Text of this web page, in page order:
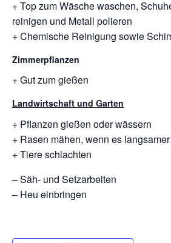
+ Top zum Wäsche waschen,
reinigen und Metall polieren
+ Chemische Reinigung sowie
Zimmerpflanzen
+ Gut zum gießen
Landwirtschaft und Garten
+ Pflanzen gießen oder wässern
+ Rasen mähen, wenn es
+ Tiere schlachten
– Säh- und Setzarbeiten
– Heu einbringen